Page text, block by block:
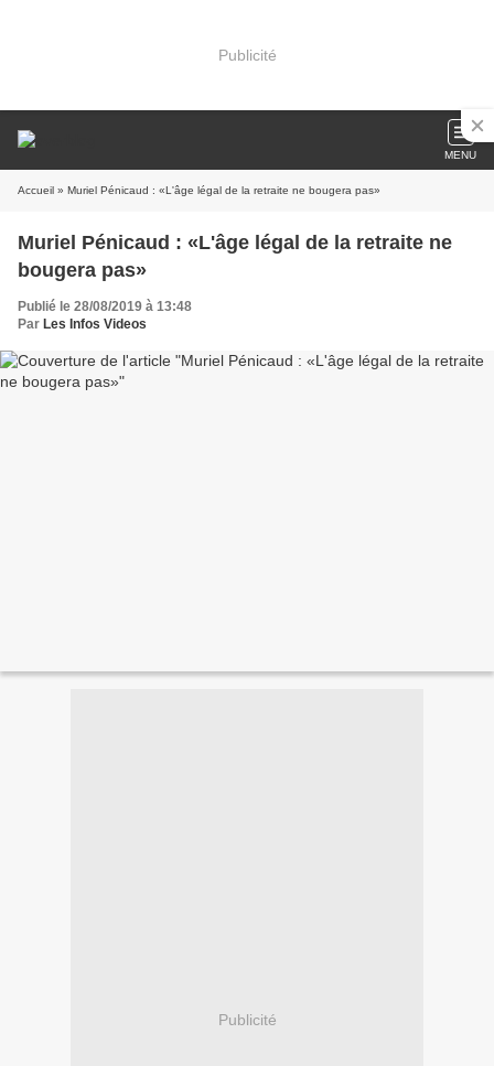
Publicité
MENU
Accueil » Muriel Pénicaud : «L'âge légal de la retraite ne bougera pas»
Muriel Pénicaud : «L'âge légal de la retraite ne
bougera pas»
Publié le 28/08/2019 à 13:48
Par Les Infos Videos
Publicité